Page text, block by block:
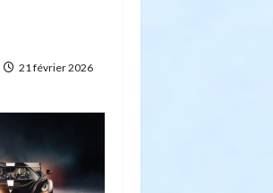
21 février 2026